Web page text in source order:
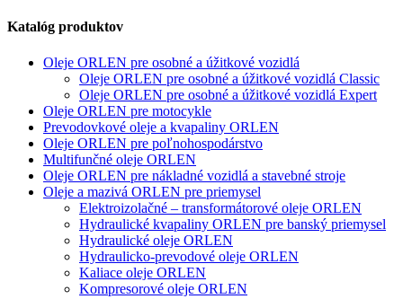
Katalóg produktov
Oleje ORLEN pre osobné a úžitkové vozidlá
Oleje ORLEN pre osobné a úžitkové vozidlá Classic
Oleje ORLEN pre osobné a úžitkové vozidlá Expert
Oleje ORLEN pre motocykle
Prevodovkové oleje a kvapaliny ORLEN
Oleje ORLEN pre poľnohospodárstvo
Multifunčné oleje ORLEN
Oleje ORLEN pre nákladné vozidlá a stavebné stroje
Oleje a mazivá ORLEN pre priemysel
Elektroizolačné – transformátorové oleje ORLEN
Hydraulické kvapaliny ORLEN pre banský priemysel
Hydraulické oleje ORLEN
Hydraulicko-prevodové oleje ORLEN
Kaliace oleje ORLEN
Kompresorové oleje ORLEN